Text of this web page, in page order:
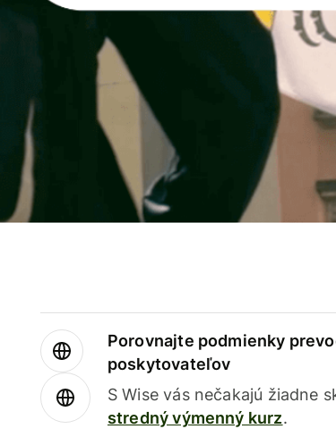
Porovnajte podmienky
poskytovateľov
S Wise vás nečakajú žiadne
stredný výmenný kurz.